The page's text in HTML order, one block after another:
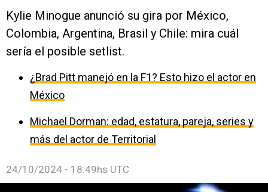
Kylie Minogue anunció su gira por México,
Colombia, Argentina, Brasil y Chile: mira cuál
sería el posible setlist.
¿Brad Pitt manejó en la F1? Esto hizo el actor en
México
Michael Dorman: edad, estatura, pareja, series y
más del actor de Territorial
24/10/2024 - 18:49hs UTC